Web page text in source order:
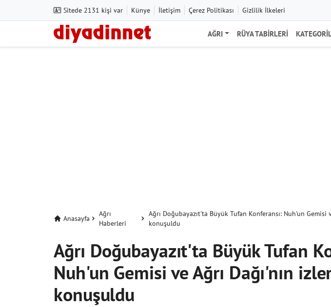
Sitede 2131 kişi var Künye İletişim Çerez Politikası Gizlilik İlkeleri
AĞRI RÜYA TABIRLERI
Anasayfa
Ağrı
Haberleri
Ağrı Doğubayazıt'ta Büyük Tufan Konferansı: Nuh'un Gemisi
konuşuldu
Ağrı Doğubayazıt'ta Büyük Tufan
Nuh'un Gemisi ve Ağrı Dağı'nın
konuşuldu